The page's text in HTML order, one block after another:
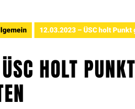
12.03.2023 – ÜSC holt
HOLT PUNKT